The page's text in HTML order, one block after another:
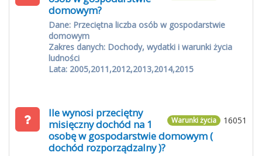
domowym?
Dane: Przeciętna liczba osób w gospodarstwie
domowym
Zakres danych: Dochody, wydatki i warunki życia
ludności
Lata: 2005,2011,2012,2013,2014,2015
16051
Warunki życia
Ile wynosi przeciętny
misięczny dochód na 1
osobę w gospodarstwie domowym (
dochód rozporządzalny )?